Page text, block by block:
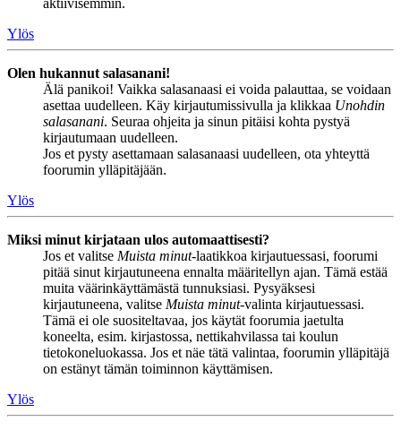
aktiivisemmin.
Ylös
Olen hukannut salasanani!
Älä panikoi! Vaikka salasanaasi ei voida palauttaa, se voidaan
asettaa uudelleen. Käy kirjautumissivulla ja klikkaa Unohdin
salasanani. Seuraa ohjeita ja sinun pitäisi kohta pystyä
kirjautumaan uudelleen.
Jos et pysty asettamaan salasanaasi uudelleen, ota yhteyttä
foorumin ylläpitäjään.
Ylös
Miksi minut kirjataan ulos automaattisesti?
Jos et valitse Muista minut-laatikkoa kirjautuessasi, foorumi
pitää sinut kirjautuneena ennalta määritellyn ajan. Tämä estää
muita väärinkäyttämästä tunnuksiasi. Pysyäksesi
kirjautuneena, valitse Muista minut-valinta kirjautuessasi.
Tämä ei ole suositeltavaa, jos käytät foorumia jaetulta
koneelta, esim. kirjastossa, nettikahvilassa tai koulun
tietokoneluokassa. Jos et näe tätä valintaa, foorumin ylläpitäjä
on estänyt tämän toiminnon käyttämisen.
Ylös